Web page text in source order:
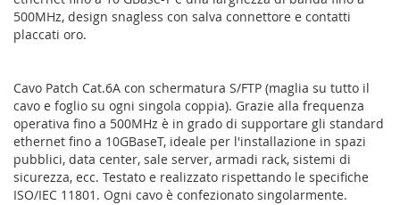
500MHz, design snagless con salva connettore e contatti
placcati oro.
Cavo Patch Cat.6A con schermatura S/FTP (maglia su tutto il
cavo e foglio su ogni singola coppia). Grazie alla frequenza
operativa fino a 500MHz è in grado di supportare gli standard
ethernet fino a 10GBaseT, ideale per l'installazione in spazi
pubblici, data center, sale server, armadi rack, sistemi di
sicurezza, ecc. Testato e realizzato rispettando le specifiche
ISO/IEC 11801. Ogni cavo è confezionato singolarmente.